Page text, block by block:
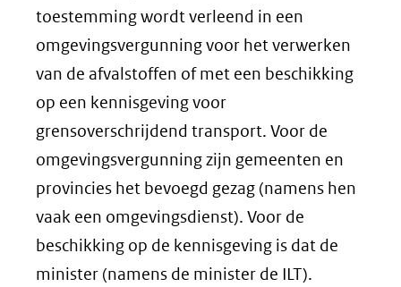
toestemming wordt verleend in een
omgevingsvergunning voor het verwerken
van de afvalstoffen of met een beschikking
op een kennisgeving voor
grensoverschrijdend transport. Voor de
omgevingsvergunning zijn gemeenten en
provincies het bevoegd gezag (namens hen
vaak een omgevingsdienst). Voor de
beschikking op de kennisgeving is dat de
minister (namens de minister de ILT).